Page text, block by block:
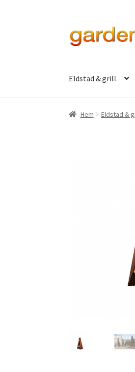
till
till
Eldstad & grill
Hem Eldstad &